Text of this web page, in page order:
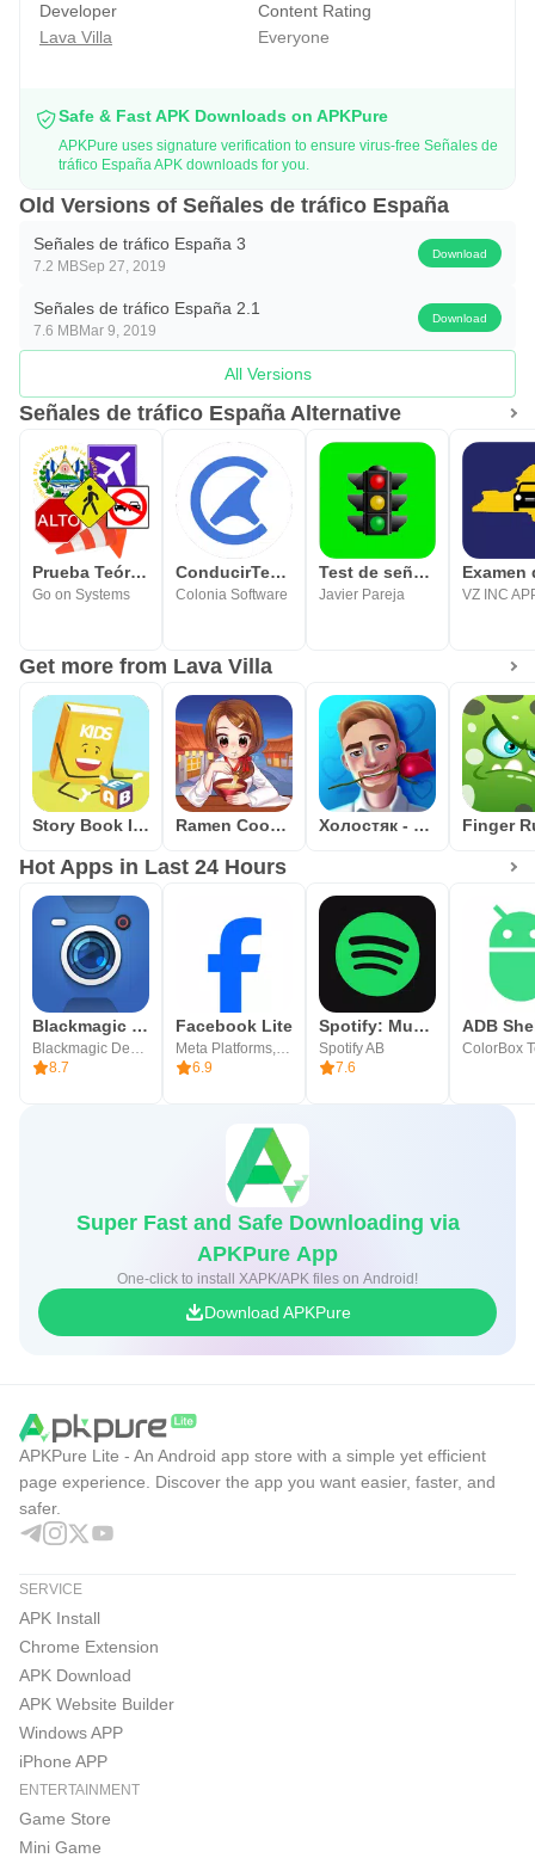
Developer
Lava Villa
Content Rating
Everyone
Safe & Fast APK Downloads on APKPure
APKPure uses signature verification to ensure virus-free Señales de
tráfico España APK downloads for you.
Old Versions of Señales de tráfico España
Señales de tráfico España 3
7.2 MBSep 27, 2019
Download
Señales de tráfico España 2.1
7.6 MBMar 9, 2019
Download
All Versions
Señales de tráfico España Alternative
Prueba Teórica de Manejo
Go on Systems
ConducirTest: Examen Teorico
Colonia Software
Test de señales de tráfico
Javier Pareja VZ INC
Get more from Lava Villa
Story Book In English Free Offline Reading - USA Ramen Cooking Game Adventure Холостяк - квест игра
Hot Apps in Last 24 Hours
Blackmagic Camera
Blackmagic Design Inc.
8.7
Facebook Lite
Meta Platforms, Inc.
6.9
Spotify: Music and Podcasts
Spotify AB
7.6
Super Fast and Safe Downloading via
APKPure App
One-click to install XAPK/APK files on Android!
Download APKPure
APKPure Lite - An Android app store with a simple yet efficient
page experience. Discover the app you want easier, faster, and
safer.
SERVICE
APK Install
Chrome Extension
APK Download
APK Website Builder
Windows APP
iPhone APP
ENTERTAINMENT
Game Store
Mini Game